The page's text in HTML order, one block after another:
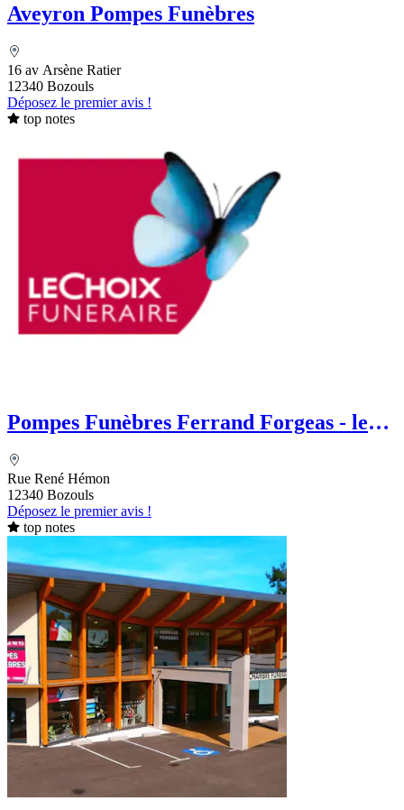
Aveyron Pompes Funèbres
16 av Arsène Ratier
12340 Bozouls
Déposez le premier avis !
top notes
Pompes Funèbres Ferrand Forgeas - le
Rue René Hémon
12340 Bozouls
Déposez le premier avis !
top notes